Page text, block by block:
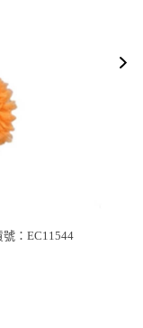
號：EC11544